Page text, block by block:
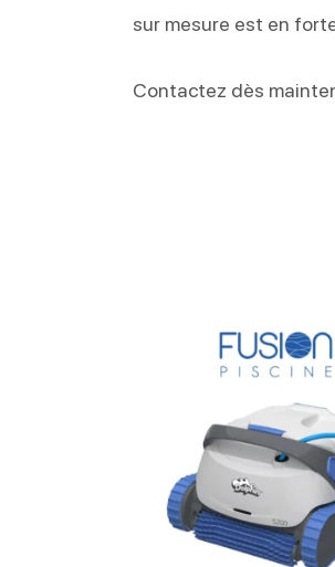
sur mesure est en
Contactez dès